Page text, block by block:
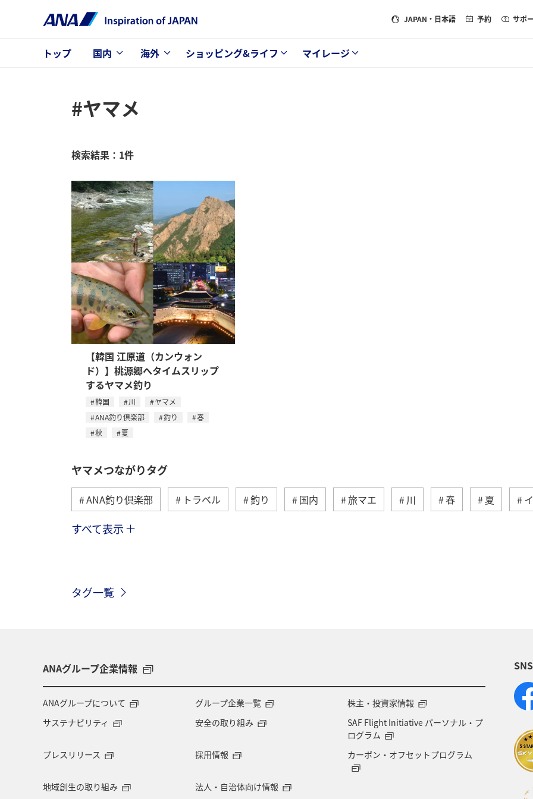
JAPAN ・日本語 予約 サポ
トップ 国内 海外 ショッピング&ライフ マイレージ
#ヤマメ
検索結果：1件
【韓国 江原道（カンウォン
ド）】桃源郷へタイムスリップ
するヤマメ釣り
韓国 川
ヤマメ
ANA釣り倶楽部
釣り
春
秋
夏
ヤマメつながりタグ
ANA釣り倶楽部 トラベル 釣り 国内 旅マエ 川 春 夏
秋田県
北海道
すべて表示
タグ一覧
ANAグループ企業情報
ANAグループについて グループ企業一覧
株主・投資家情報
サステナビリティ
安全の取り組み
SAF Flight Initiative パーソナル・プ
ログラム
プレスリリース
採用情報 カーボン・オフセットプログラム
地域創生の取り組み 法人・自治体向け情報